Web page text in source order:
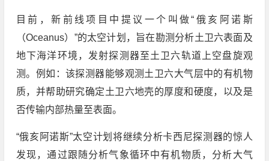
目前，新前线项目中提议一个叫做“俄亥阿诺斯
（Oceanus）”的太空计划，旨在勘测分析土卫六表面及
地下海洋环境，发射探测器至土卫六轨道上空盘旋观
测。例如：该探测器能够观测土卫六大气层中的有机物
质，并帮助研究确定土卫六地壳的厚度和硬度，以及是
否传输内部热量至表面。
“俄亥阿诺斯”太空计划将继续分析卡西尼探测器的惊人
发现，通过跟随分析气象循环中有机物质，分析大气